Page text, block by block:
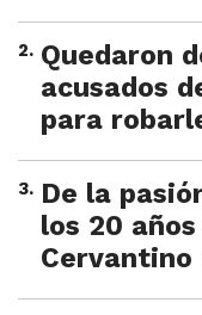
2. Quedaron
acusados
para
3. De la
los 20
Cervantino